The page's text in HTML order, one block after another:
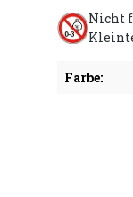
Nicht
Farbe: